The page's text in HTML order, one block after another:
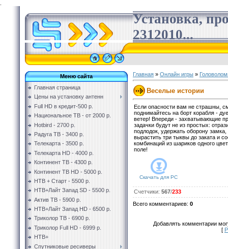
Установка,
2312010...
Меню сайта
Главная страница
Цены на установку антенн
Full HD в кредит-500 р.
Национальное ТВ - от 2000 р.
Hotbird - 2700 р.
Радуга ТВ - 3400 р.
Телекарта - 3500 р.
Телекарта HD - 4000 р.
Континент ТВ - 4300 р.
Континент ТВ HD - 5000 р.
НТВ + Старт - 5500 р.
НТВ+Лайт Запад SD - 5500 р.
Актив ТВ - 5900 р.
НТВ+Лайт Запад HD - 6500 р.
Триколор ТВ - 6900 р.
Триколор Full HD - 6999 р.
НТВ+
Спутниковые ресиверы
Главная » Онлайн игры »
Веселые истории
Если опасности вам не страшны,
поднимайтесь на борт корабля -
ветер! Впереди - захватывающие
задачки будут не из простых:
подлодок, удержать оборону
вырастить три тыквы до заката и
комбинаций из шариков одного
поле!
Скачать для PC
Счетчики: 567/233
Всего комментариев: 0
Добавлять комментарии
[